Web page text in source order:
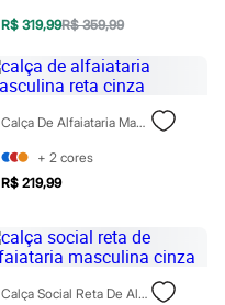
R$ 319,99R$ 359,99
Calça De Alfaiataria Masculina Reta Cinza
+ 2 cores
R$ 219,99
Calça Social Reta De Alfaiataria Masculina Cinza